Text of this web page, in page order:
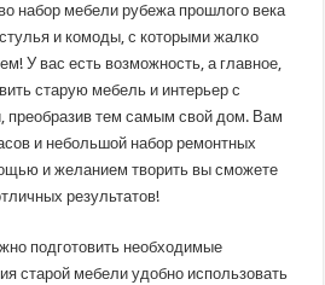
набор мебели рубежа прошлого века
и комоды, с которыми жалко
У вас есть возможность, а главное,
старую мебель и интерьер с
преобразив тем самым свой дом. Вам
и небольшой набор ремонтных
и желанием творить вы сможете
результатов!
подготовить необходимые
старой мебели удобно использовать